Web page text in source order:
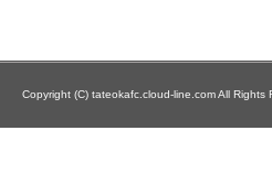
Copyright (C) tateokafc.cloud-line.com All Rights